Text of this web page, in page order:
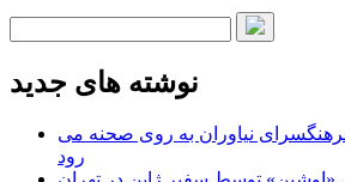
نوشته های جدید
نیاوران به روی صحنه می
رود